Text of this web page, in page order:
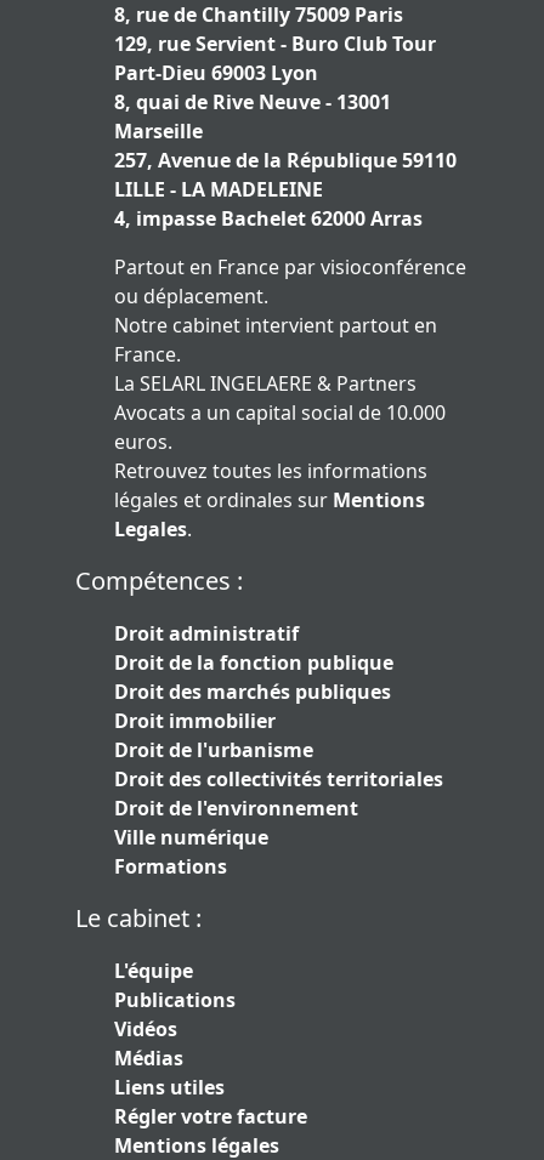
8, rue de Chantilly 75009 Paris
129, rue Servient - Buro Club Tour
Part-Dieu 69003 Lyon
8, quai de Rive Neuve - 13001
Marseille
257, Avenue de la République 59110
LILLE - LA MADELEINE
4, impasse Bachelet 62000 Arras
Partout en France par visioconférence
ou déplacement.
Notre cabinet intervient partout en
France.
La SELARL INGELAERE & Partners
Avocats a un capital social de 10.000
euros.
Retrouvez toutes les informations
légales et ordinales sur Mentions
Legales.
Compétences :
Droit administratif
Droit de la fonction publique
Droit des marchés publiques
Droit immobilier
Droit de l'urbanisme
Droit des collectivités territoriales
Droit de l'environnement
Ville numérique
Formations
Le cabinet :
L'équipe
Publications
Vidéos
Médias
Liens utiles
Régler votre facture
Mentions légales